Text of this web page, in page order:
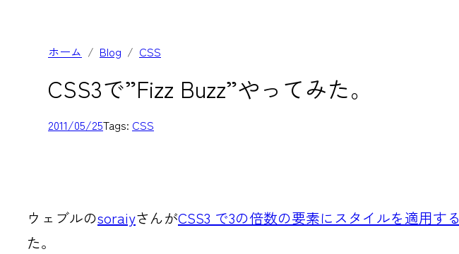
ホーム Blog CSS
CSS3で”Fizz Buzz”やってみた。
2011/05/25Tags: CSS
ウェブルのsoraiyさんがCSS3 で3の倍数の要素にスタイルを適用する
た。